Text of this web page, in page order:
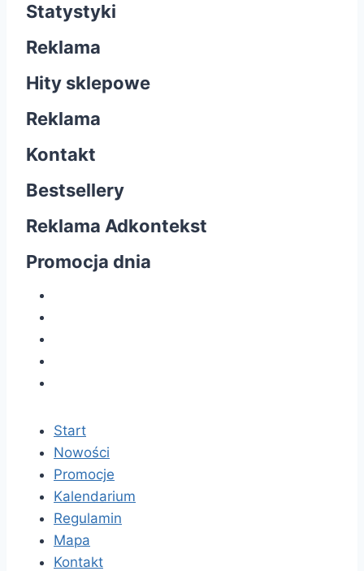
Statystyki
Reklama
Hity sklepowe
Reklama
Kontakt
Bestsellery
Reklama Adkontekst
Promocja dnia
Start
Nowości
Promocje
Kalendarium
Regulamin
Mapa
Kontakt